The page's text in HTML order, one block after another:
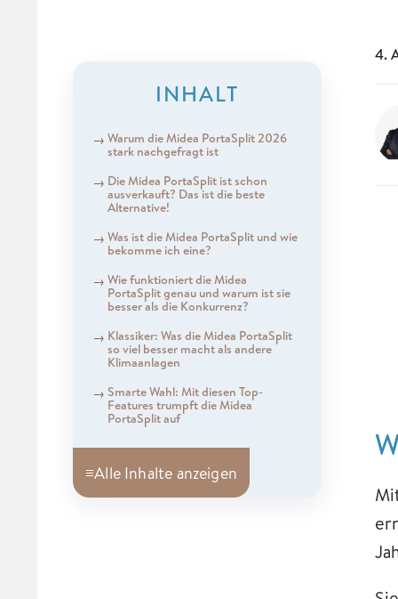
INHALT
Warum die Midea PortaSplit 2026
stark nachgefragt ist
Die Midea PortaSplit ist schon
ausverkauft? Das ist die beste
Alternative!
Was ist die Midea PortaSplit und wie
bekomme ich eine?
Wie funktioniert die Midea
PortaSplit genau und warum ist sie
besser als die Konkurrenz?
Klassiker: Was die Midea PortaSplit
so viel besser macht als andere
Klimaanlagen
Smarte Wahl: Mit diesen Top-
Features trumpft die Midea
PortaSplit auf
≡Alle Inhalte anzeigen
4.